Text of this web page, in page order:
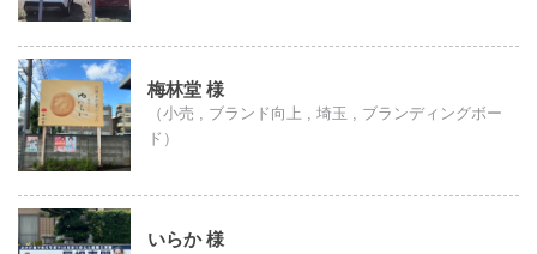
梅林堂 様
（小売 , ブランド向上 , 埼玉 , ブランディングボー
ド）
いらか 様